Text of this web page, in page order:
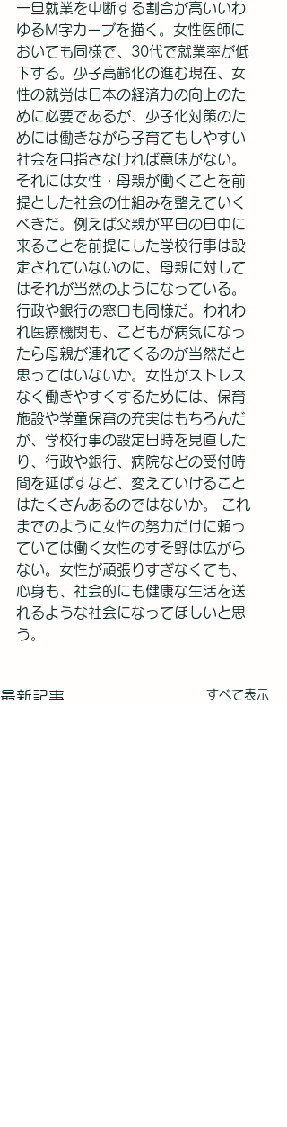
一旦就業を中断する割合が高いいわ
ゆるM字カーブを描く。女性医師に
おいても同様で、30代で就業率が低
下する。少子高齢化の進む現在、女
性の就労は日本の経済力の向上のた
めに必要であるが、少子化対策のた
めには働きながら子育てもしやすい
社会を目指さなければ意味がない。
それには女性・母親が働くことを前
提とした社会の仕組みを整えていく
べきだ。例えば父親が平日の日中に
来ることを前提にした学校行事は設
定されていないのに、母親に対して
はそれが当然のようになっている。
行政や銀行の窓口も同様だ。われわ
れ医療機関も、こどもが病気になっ
たら母親が連れてくるのが当然だと
思ってはいないか。女性がストレス
なく働きやすくするためには、保育
施設や学童保育の充実はもちろんだ
が、学校行事の設定日時を見直した
り、行政や銀行、病院などの受付時
間を延ばすなど、変えていけること
はたくさんあるのではないか。 これ
までのように女性の努力だけに頼っ
ていては働く女性のすそ野は広がら
ない。女性が頑張りすぎなくても、
心身も、社会的にも健康な生活を送
れるような社会になってほしいと思
う。
最新記事 すべて表示